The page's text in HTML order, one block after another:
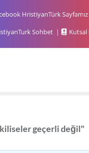
HristiyanTürk Sayfamız
Sohbet
Kutsal
geçerli değil"